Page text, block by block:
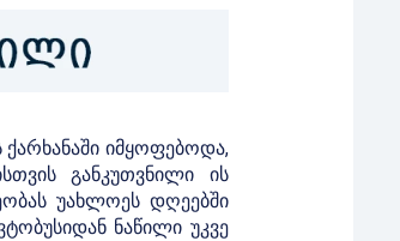
ქარხანაში იმყოფებოდა,
განკუთვნილი ის
უახლოეს დღეებში
ნაწილი უკვე